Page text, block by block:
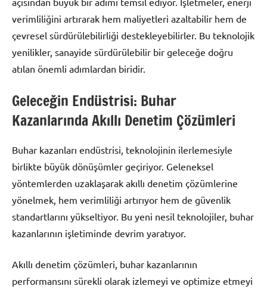
verimliliğini artırarak hem maliyetleri azaltabilir hem de
çevresel sürdürülebilirliği destekleyebilirler. Bu teknolojik
yenilikler, sanayide sürdürülebilir bir geleceğe doğru
atılan önemli adımlardan biridir.
Geleceğin Endüstrisi: Buhar
Kazanlarında Akıllı Denetim Çözümleri
Buhar kazanları endüstrisi, teknolojinin ilerlemesiyle
birlikte büyük dönüşümler geçiriyor. Geleneksel
yöntemlerden uzaklaşarak akıllı denetim çözümlerine
yönelmek, hem verimliliği artırıyor hem de güvenlik
standartlarını yükseltiyor. Bu yeni nesil teknolojiler, buhar
kazanlarının işletiminde devrim yaratıyor.
Akıllı denetim çözümleri, buhar kazanlarının
performansını sürekli olarak izlemeyi ve optimize etmeyi